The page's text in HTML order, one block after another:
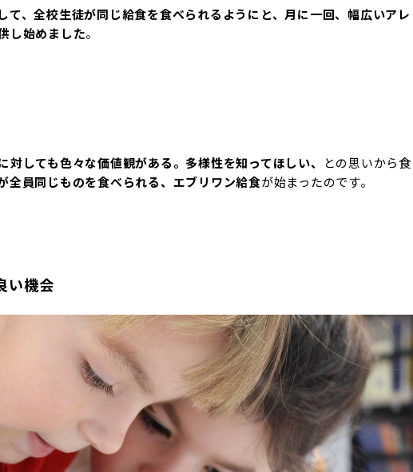
て、全校生徒が同じ給食を食べられるようにと、月に一回、幅広いアレ
し始めました。
対しても色々な価値観がある。多様性を知ってほしい、 との思いから食
全員同じものを食べられる、エブリワン給食が始まったのです。
い機会